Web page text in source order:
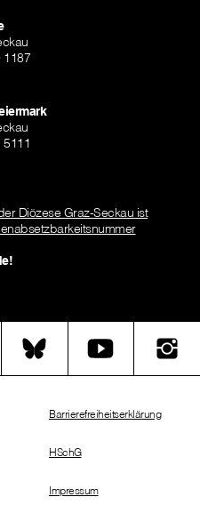
1187
5111
Diözese Graz-Seckau ist
Barrierefreiheitserklärung
HSchG
Impressum